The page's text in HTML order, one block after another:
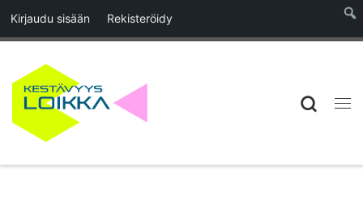
Kirjaudu sisään Rekisteröidy
Skip to content